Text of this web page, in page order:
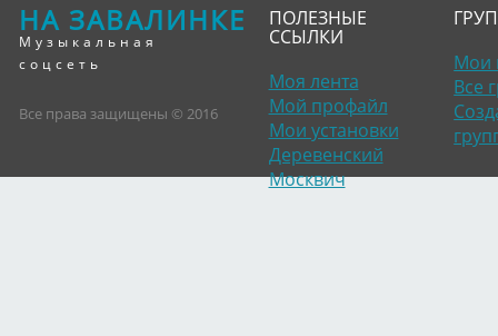
НА ЗАВАЛИНКЕ
Музыкальная
соцсеть
Все права защищены © 2016
ПОЛЕЗНЫЕ
ССЫЛКИ
Моя лента
Мой профайл
Мои установки
Деревенский
Москвич
Мои
Все